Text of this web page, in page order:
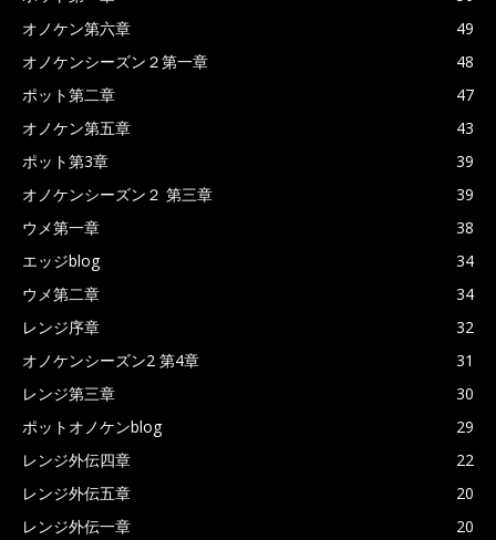
オノケン第六章
49
オノケンシーズン２第一章
48
ポット第二章
47
オノケン第五章
43
ポット第3章
39
オノケンシーズン２ 第三章
39
ウメ第一章
38
エッジblog
34
ウメ第二章
34
レンジ序章
32
オノケンシーズン2 第4章
31
レンジ第三章
30
ポットオノケンblog
29
レンジ外伝四章
22
レンジ外伝五章
20
レンジ外伝一章
20